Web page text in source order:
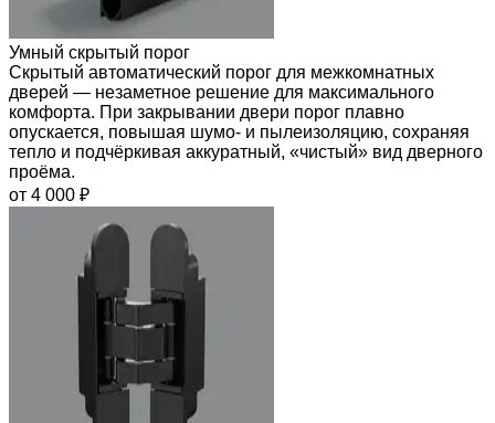
Умный скрытый порог
Скрытый автоматический порог для межкомнатных
дверей — незаметное решение для максимального
комфорта. При закрывании двери порог плавно
опускается, повышая шумо- и пылеизоляцию, сохраняя
тепло и подчёркивая аккуратный, «чистый» вид дверного
проёма.
от 4 000 ₽